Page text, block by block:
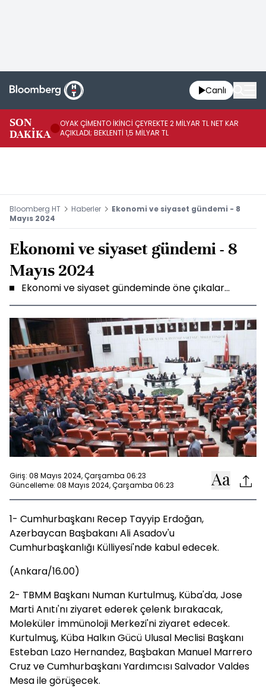
Canlı
SON
DAKİKA
OYAK ÇİMENTO İKİNCİ ÇEYREKTE 2 MİLYAR TL NET KAR
AÇIKLADI; BEKLENTİ 1,5 MİLYAR TL
Bloomberg HT Haberler
Ekonomi ve siyaset gündemi - 8
Mayıs 2024
Ekonomi ve siyaset gündemi - 8
Mayıs 2024
Ekonomi ve siyaset gündeminde öne çıkalar...
Giriş: 08 Mayıs 2024, Çarşamba 06:23
Güncelleme: 08 Mayıs 2024, Çarşamba 06:23
1- Cumhurbaşkanı Recep Tayyip Erdoğan,
Azerbaycan Başbakanı Ali Asadov'u
Cumhurbaşkanlığı Külliyesi'nde kabul edecek.
(Ankara/16.00)
2- TBMM Başkanı Numan Kurtulmuş, Küba'da, Jose
Marti Anıtı'nı ziyaret ederek çelenk bırakacak,
Moleküler İmmünoloji Merkezi'ni ziyaret edecek.
Kurtulmuş, Küba Halkın Gücü Ulusal Meclisi Başkanı
Esteban Lazo Hernandez, Başbakan Manuel Marrero
Cruz ve Cumhurbaşkanı Yardımcısı Salvador Valdes
Mesa ile görüşecek.